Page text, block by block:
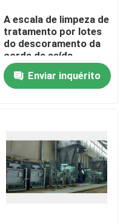
A escala de limpeza de
tratamento por lotes
do descoramento da
corda da saída
apressa uma
economia de energia
de 180 M/Min
Enviar inquérito